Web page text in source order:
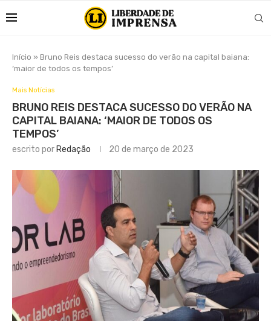
Início » Bruno Reis destaca sucesso do verão na capital baiana:
‘maior de todos os tempos’
Mais Notícias
BRUNO REIS DESTACA SUCESSO DO VERÃO NA
CAPITAL BAIANA: ‘MAIOR DE TODOS OS
TEMPOS’
escrito por Redação 20 de março de 2023